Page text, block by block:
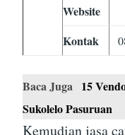
Website
Kontak
Baca Juga
15
Sukolelo Pasuruan
Kemudian jasa